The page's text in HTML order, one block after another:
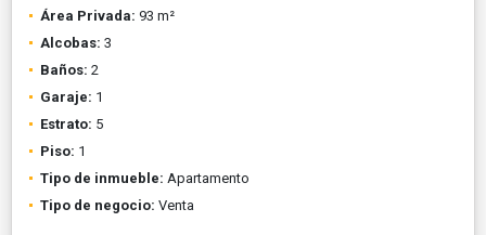
Área Privada: 93 m²
Alcobas: 3
Baños: 2
Garaje: 1
Estrato: 5
Piso: 1
Tipo de inmueble: Apartamento
Tipo de negocio: Venta